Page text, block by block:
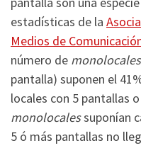
estadísticas de la
Medios de
número de monolocales
pantalla) suponen el
locales con 5 pantallas
monolocalessuponían
5 ó más pantallas no